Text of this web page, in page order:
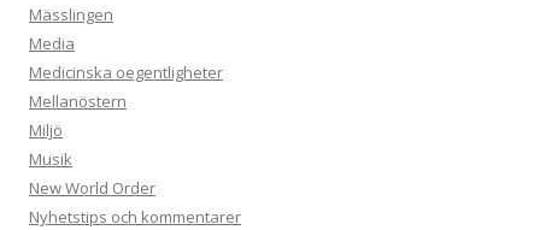
Mässlingen
Media
Medicinska oegentligheter
Mellanöstern
Miljö
Musik
New World Order
Nyhetstips och kommentarer